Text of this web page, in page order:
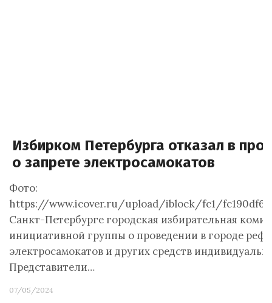
Избирком Петербурга отказал в
о запрете электросамокатов
Фото:
https://www.icover.ru/upload/iblock/fc1/
Санкт-Петербурге городская избирательная
инициативной группы о проведении в городе
электросамокатов и других средств
Представители…
07/05/2024